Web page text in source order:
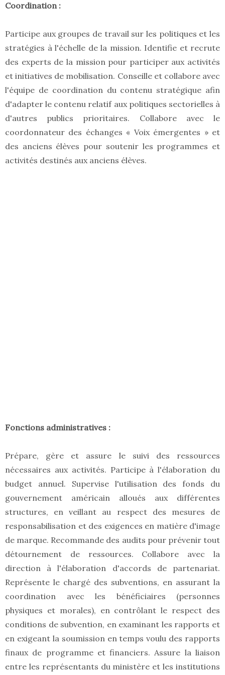
Coordination :
Participe aux groupes de travail sur les politiques et les
stratégies à l'échelle de la mission. Identifie et recrute
des experts de la mission pour participer aux activités
et initiatives de mobilisation. Conseille et collabore avec
l'équipe de coordination du contenu stratégique afin
d'adapter le contenu relatif aux politiques sectorielles à
d'autres publics prioritaires. Collabore avec le
coordonnateur des échanges « Voix émergentes » et
des anciens élèves pour soutenir les programmes et
activités destinés aux anciens élèves.
Fonctions administratives :
Prépare, gère et assure le suivi des ressources
nécessaires aux activités. Participe à l'élaboration du
budget annuel. Supervise l'utilisation des fonds du
gouvernement américain alloués aux différentes
structures, en veillant au respect des mesures de
responsabilisation et des exigences en matière d'image
de marque. Recommande des audits pour prévenir tout
détournement de ressources. Collabore avec la
direction à l'élaboration d'accords de partenariat.
Représente le chargé des subventions, en assurant la
coordination avec les bénéficiaires (personnes
physiques et morales), en contrôlant le respect des
conditions de subvention, en examinant les rapports et
en exigeant la soumission en temps voulu des rapports
finaux de programme et financiers. Assure la liaison
entre les représentants du ministère et les institutions